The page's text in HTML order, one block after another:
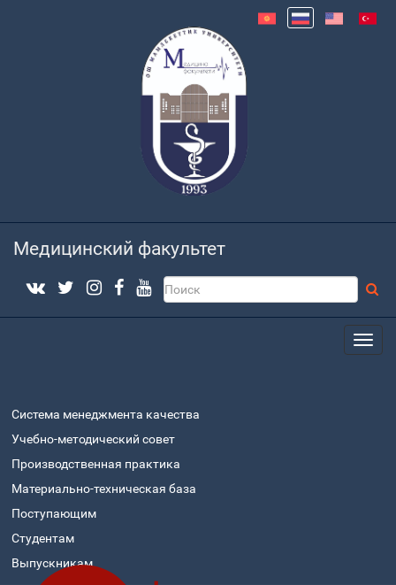
Медицинский факультет
Система менеджмента качества
Учебно-методический совет
Производственная практика
Материально-техническая база
Поступающим
Студентам
Выпускникам